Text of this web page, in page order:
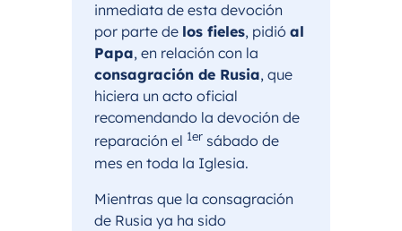
inmediata de esta devoción
por parte de los fieles, pidió al
Papa, en relación con la
consagración de Rusia, que
hiciera un acto oficial
recomendando la devoción de
reparación el 1ersábado de
mes en toda la Iglesia.
Mientras que la consagración
de Rusia ya ha sido